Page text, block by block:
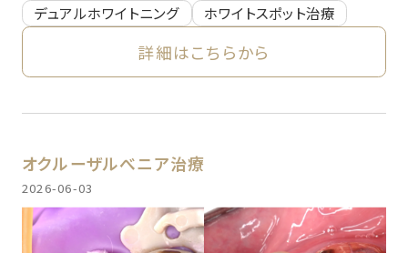
デュアルホワイトニング ホワイトスポット治療
詳細はこちらから
オクルーザルべニア治療
2026-06-03